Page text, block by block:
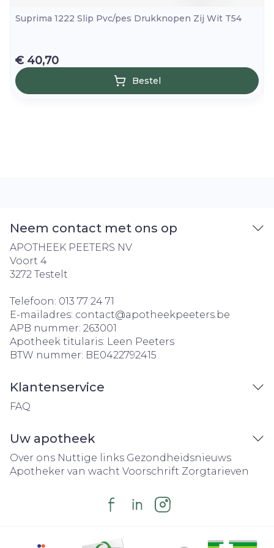
Suprima 1222 Slip Pvc/pes Drukknopen Zij Wit T54
€ 40,70
Bestel
Neem contact met ons op
APOTHEEK PEETERS NV
Voort 4
3272 Testelt
Telefoon: 013 77 24 71
E-mailadres: contact@apotheekpeeters.be
APB nummer: 263001
Apotheek titularis: Leen Peeters
BTW nummer: BE0422792415
Klantenservice
FAQ
Uw apotheek
Over ons Nuttige links Gezondheidsnieuws
Apotheker van wacht Voorschrift Zorgtarieven